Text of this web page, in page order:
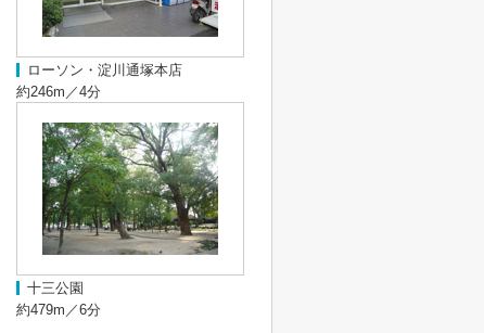
ローソン・淀川通塚本店
約246m／4分
十三公園
約479m／6分